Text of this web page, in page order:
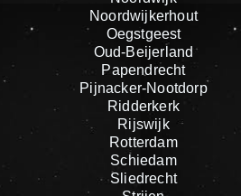
Noordwijkerhout
Oegstgeest
Oud-Beijerland
Papendrecht
Pijnacker-Nootdorp
Ridderkerk
Rijswijk
Rotterdam
Schiedam
Sliedrecht